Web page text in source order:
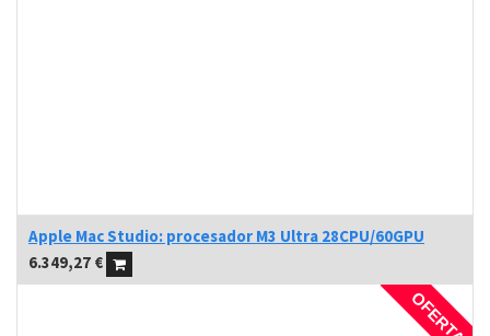
Apple Mac Studio: procesador M3 Ultra 28CPU/60GPU
6.349,27 €
OFERTA